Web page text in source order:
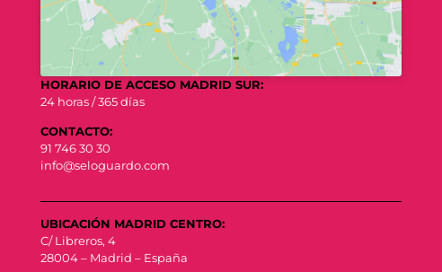
HORARIO DE ACCESO MADRID SUR:
24 horas / 365 días
CONTACTO:
91 746 30 30
info@seloguardo.com
UBICACIÓN MADRID CENTRO:
C/ Libreros, 4
28004 – Madrid – España